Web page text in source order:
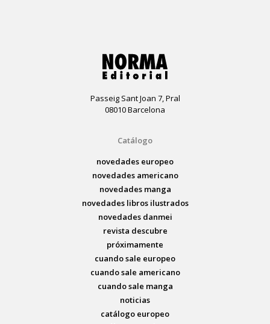
Passeig Sant Joan 7, Pral
08010 Barcelona
Catálogo
novedades europeo
novedades americano
novedades manga
novedades libros ilustrados
novedades danmei
revista descubre
próximamente
cuando sale europeo
cuando sale americano
cuando sale manga
noticias
catálogo europeo